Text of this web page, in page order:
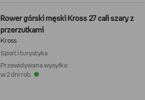
Rower górski męski Kross 27 cali szary z
przerzutkami
Kross
Sport i turystyka
Przewidywana wysyłka:
w 2 dni rob.